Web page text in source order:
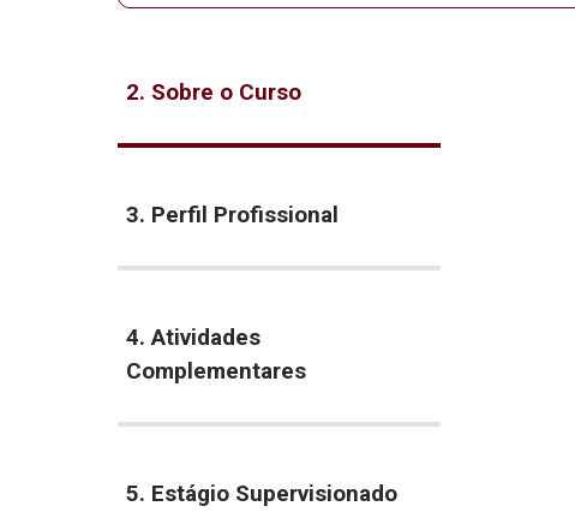
2. Sobre o Curso
3. Perfil Profissional
4. Atividades
Complementares
5. Estágio Supervisionado